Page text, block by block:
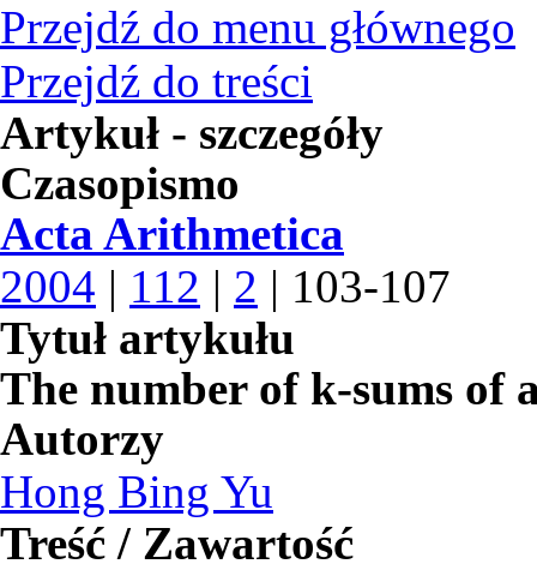
Przejdź do menu głównego
Przejdź do treści
Artykuł - szczegóły
Czasopismo
Acta Arithmetica
2004 | 112 | 2 | 103-107
Tytuł artykułu
The number of k-sums of
Autorzy
Hong Bing Yu
Treść / Zawartość